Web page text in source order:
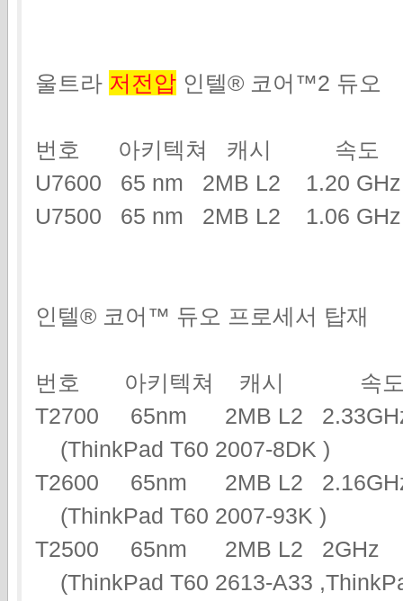
울트라 저전압 인텔® 코어™2 듀오
번호 아키텍쳐 캐시 속도
U7600 65 nm 2MB L2 1.20
U7500 65 nm 2MB L2 1.06
인텔® 코어™ 듀오 프로세서 탑재
번호 아키텍쳐 캐시 속도
T2700 65nm 2MB L2
(ThinkPad T60 2007-8DK )
T2600 65nm 2MB L2
(ThinkPad T60 2007-93K )
T2500 65nm 2MB L2
(ThinkPad T60 2613-A33